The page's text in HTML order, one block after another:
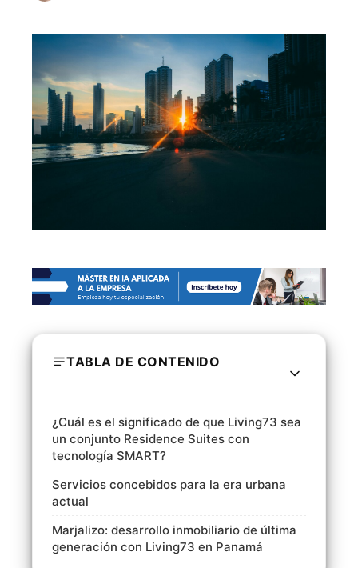
TABLA DE CONTENIDO
¿Cuál es el significado de que Living73 sea
un conjunto Residence Suites con
tecnología SMART?
Servicios concebidos para la era urbana
actual
Marjalizo: desarrollo inmobiliario de última
generación con Living73 en Panamá